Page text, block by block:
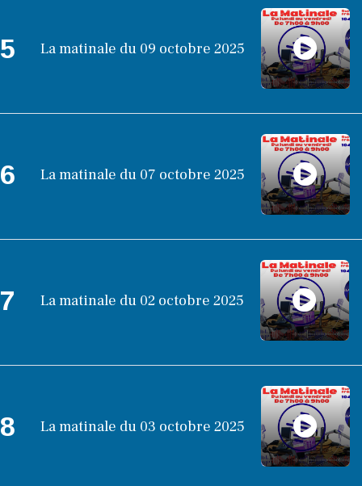
5 La matinale du 09 octobre 2025
6 La matinale du 07 octobre 2025
7 La matinale du 02 octobre 2025
8 La matinale du 03 octobre 2025